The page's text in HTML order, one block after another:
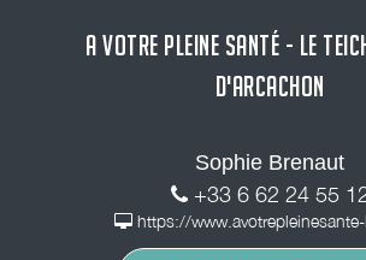
A VOTRE PLEINE SANTÉ - LE
D'ARCACHON
Sophie Brenaut
+33 6 62 24 55
https://